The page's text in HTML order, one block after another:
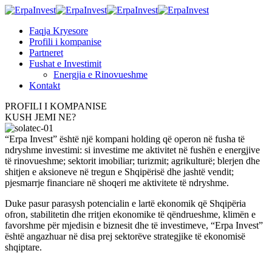
Faqja Kryesore
Profili i kompanise
Partneret
Fushat e Investimit
Energjia e Rinovueshme
Kontakt
PROFILI I KOMPANISE
KUSH JEMI NE?
“Erpa Invest” është një kompani holding që operon në fusha të
ndryshme investimi: si investime me aktivitet në fushën e energjive
të rinovueshme; sektorit imobiliar; turizmit; agrikulturë; blerjen dhe
shitjen e aksioneve në tregun e Shqipërisë dhe jashtë vendit;
pjesmarrje financiare në shoqeri me aktivitete të ndryshme.
Duke pasur parasysh potencialin e lartë ekonomik që Shqipëria
ofron, stabilitetin dhe rritjen ekonomike të qëndrueshme, klimën e
favorshme për mjedisin e biznesit dhe të investimeve, “Erpa Invest”
është angazhuar në disa prej sektorëve strategjike të ekonomisë
shqiptare.